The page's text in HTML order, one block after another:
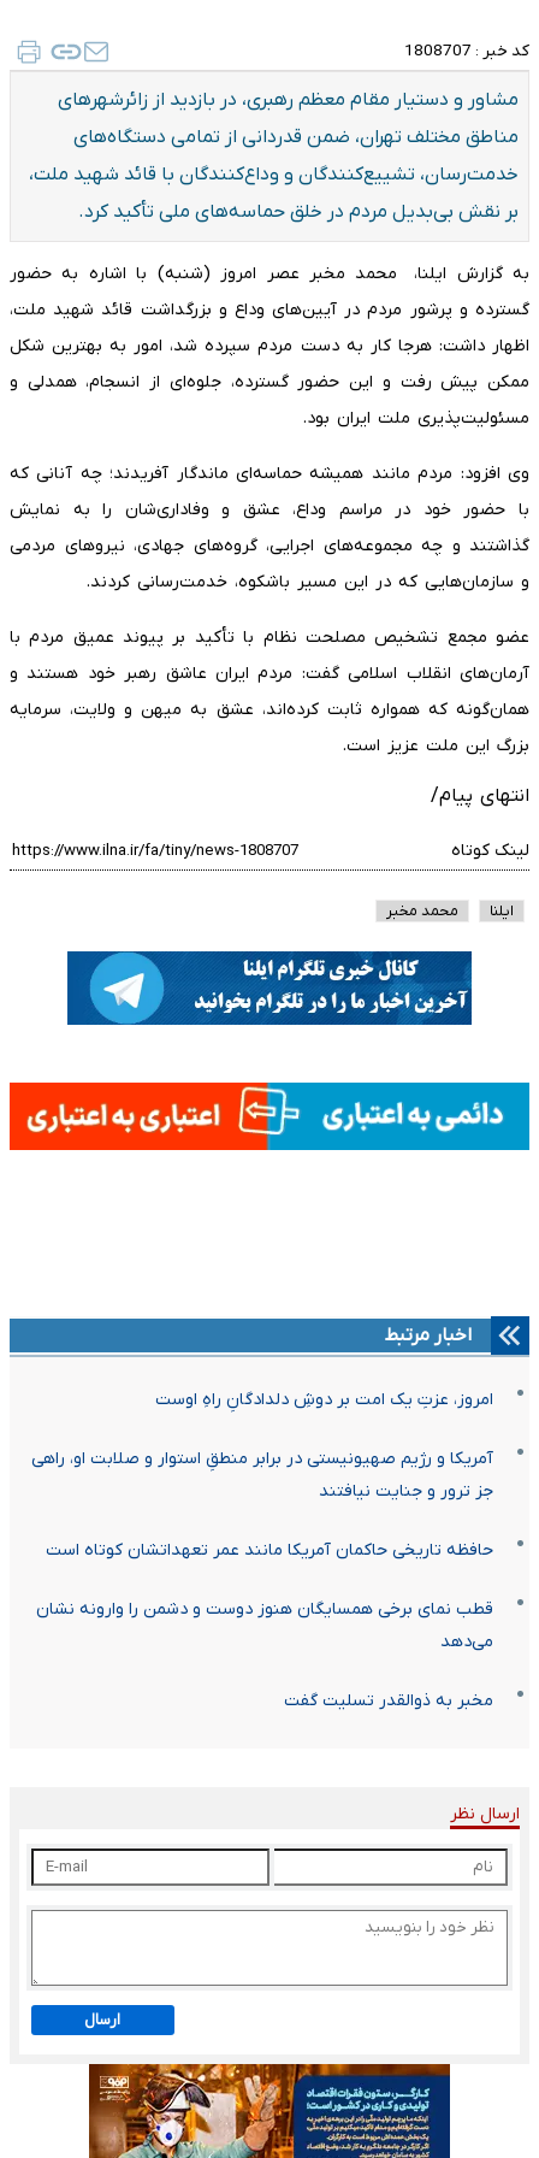
کد خبر : 1808707
مشاور و دستیار مقام معظم رهبری، در بازدید از زائرشهر‌های
مناطق مختلف تهران، ضمن قدردانی از تمامی دستگاه‌های
خدمت‌رسان، تشییع‌کنندگان و وداع‌کنندگان با قائد شهید ملت،
بر نقش بی‌بدیل مردم در خلق حماسه‌های ملی تأکید کرد.
به گزارش ایلنا، محمد مخبر عصر امروز (شنبه) با اشاره به حضور
گسترده و پرشور مردم در آیین‌های وداع و بزرگداشت قائد شهید ملت،
اظهار داشت: هرجا کار به دست مردم سپرده شد، امور به بهترین شکل
ممکن پیش رفت و این حضور گسترده، جلوه‌ای از انسجام، همدلی و
مسئولیت‌پذیری ملت ایران بود.
وی افزود: مردم مانند همیشه حماسه‌ای ماندگار آفریدند؛ چه آنانی که
با حضور خود در مراسم وداع، عشق و وفاداری‌شان را به نمایش
گذاشتند و چه مجموعه‌های اجرایی، گروه‌های جهادی، نیرو‌های مردمی
و سازمان‌هایی که در این مسیر باشکوه، خدمت‌رسانی کردند.
عضو مجمع تشخیص مصلحت نظام با تأکید بر پیوند عمیق مردم با
آرمان‌های انقلاب اسلامی گفت: مردم ایران عاشق رهبر خود هستند و
همان‌گونه که همواره ثابت کرده‌اند، عشق به میهن و ولایت، سرمایه
بزرگ این ملت عزیز است.
انتهای پیام/
لینک کوتاه
ایلنا محمد مخبر
اخبار مرتبط
امروز، عزتِ یک امت بر دوشِ دلدادگانِ راهِ اوست
آمریکا و رژیم صهیونیستی در برابر منطقِ استوار و صلابت او، راهی
جز ترور و جنایت نیافتند
حافظه تاریخی حاکمان آمریکا مانند عمر تعهداتشان کوتاه است
قطب نمای برخی همسایگان هنوز دوست و دشمن را وارونه نشان
می‌دهد
مخبر به ذوالقدر تسلیت گفت
ارسال نظر
ارسال